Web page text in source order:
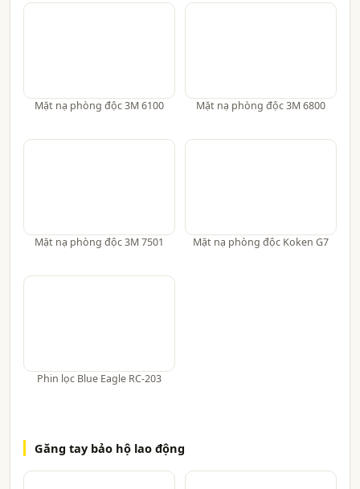
Mặt nạ phòng độc 3M 6100 Mặt nạ phòng độc 3M 6800
Mặt nạ phòng độc 3M 7501 Mặt nạ phòng độc Koken G7
Phin lọc Blue Eagle RC-203
Găng tay bảo hộ lao động